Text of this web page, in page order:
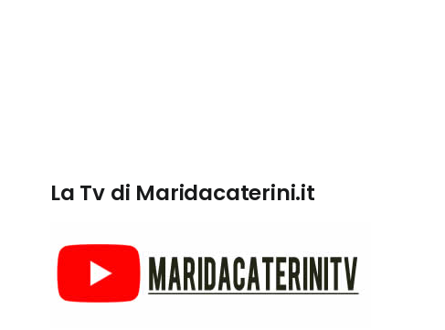
La Tv di Maridacaterini.it